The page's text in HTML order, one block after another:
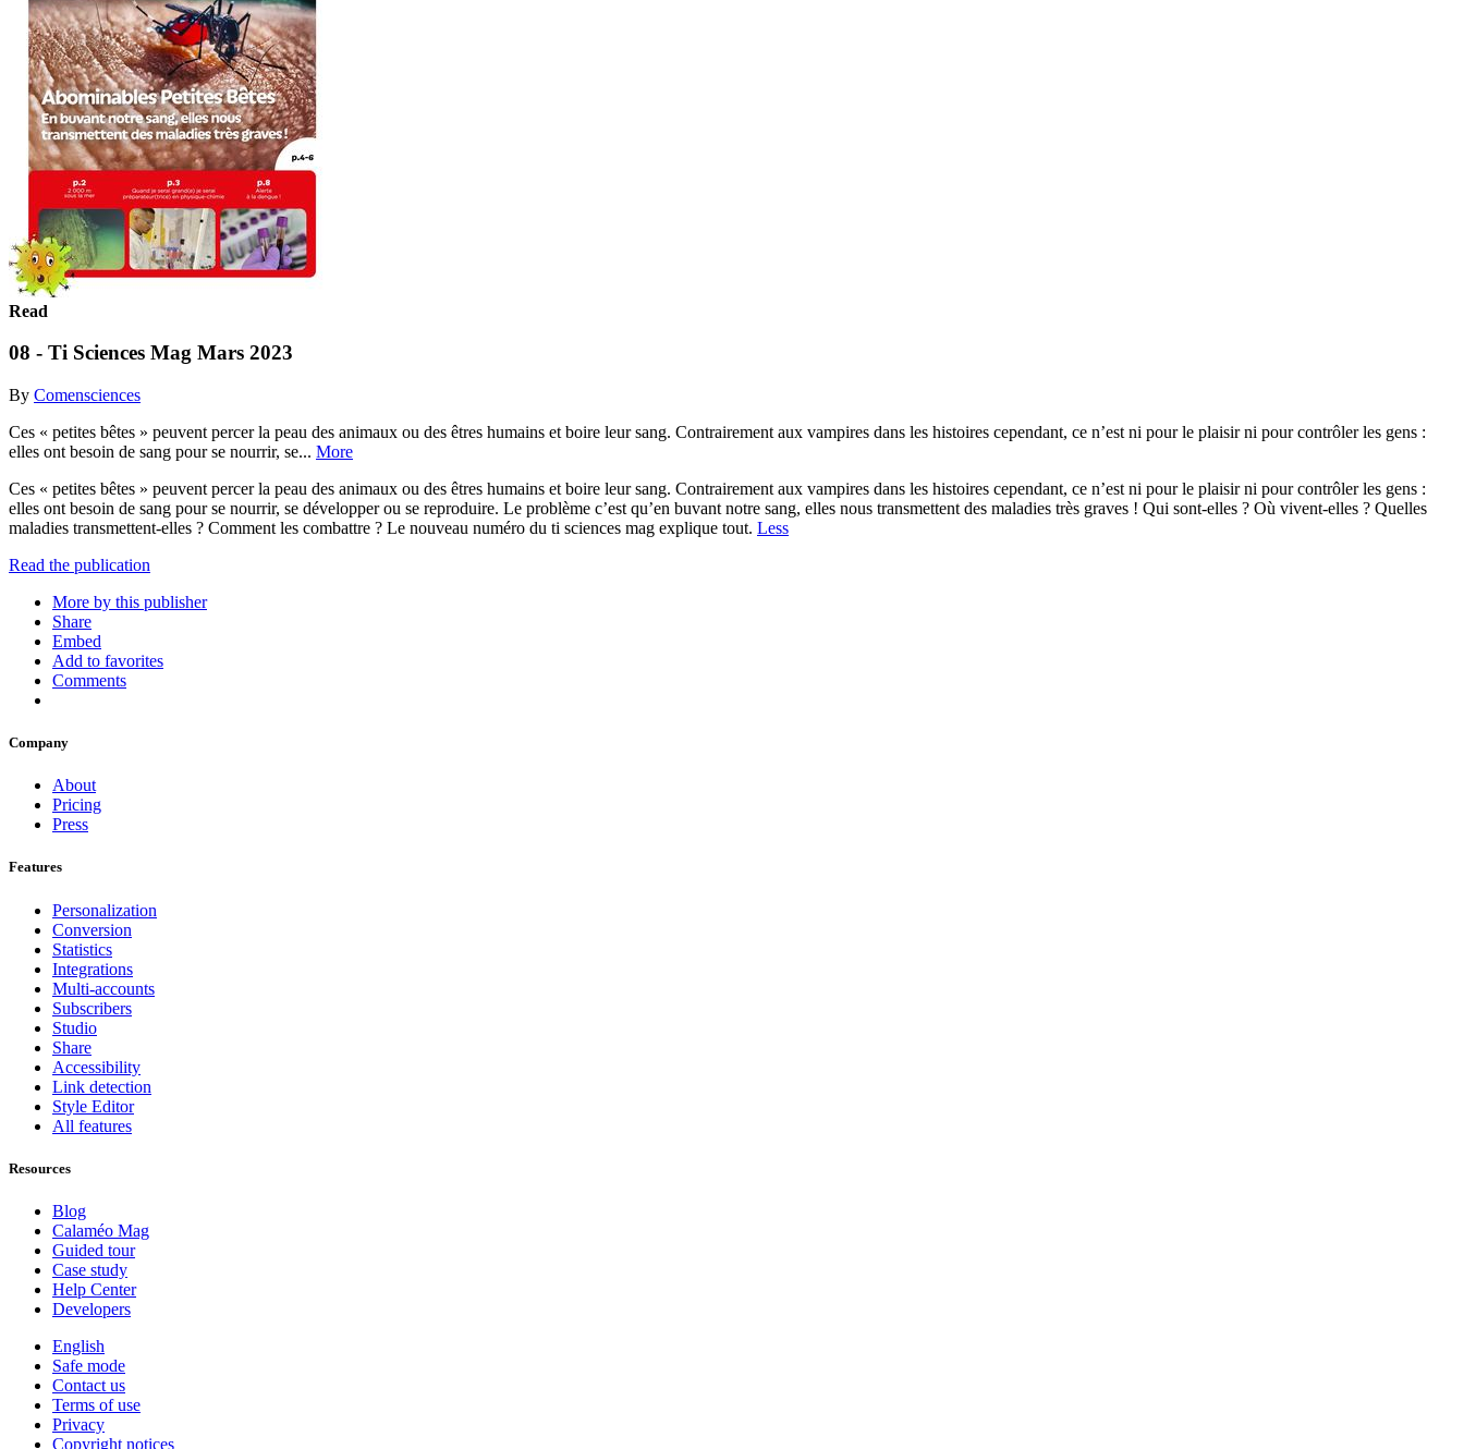
Read
08 - Ti Sciences Mag Mars 2023
By Comensciences
Ces « petites bêtes » peuvent percer la peau des animaux ou des êtres humains et boire leur sang. Contrairement aux vampires dans les histoires cependant, ce n’est ni pour le plaisir ni pour contrôler les gens :
elles ont besoin de sang pour se nourrir, se... More
Ces « petites bêtes » peuvent percer la peau des animaux ou des êtres humains et boire leur sang. Contrairement aux vampires dans les histoires cependant, ce n’est ni pour le plaisir ni pour contrôler les gens :
elles ont besoin de sang pour se nourrir, se développer ou se reproduire. Le problème c’est qu’en buvant notre sang, elles nous transmettent des maladies très graves ! Qui sont-elles ? Où vivent-elles ? Quelles
maladies transmettent-elles ? Comment les combattre ? Le nouveau numéro du ti sciences mag explique tout. Less
Read the publication
More by this publisher
Share
Embed
Add to favorites
Comments
Company
About
Pricing
Press
Features
Personalization
Conversion
Statistics
Integrations
Multi-accounts
Subscribers
Studio
Share
Accessibility
Link detection
Style Editor
All features
Resources
Blog
Calaméo Mag
Guided tour
Case study
Help Center
Developers
English
Safe mode
Contact us
Terms of use
Privacy
Copyright notices